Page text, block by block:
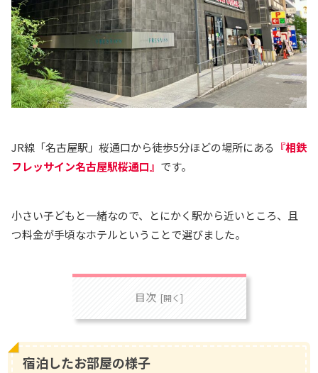
JR線「名古屋駅」桜通口から徒歩5分ほどの場所にある 『相鉄
フレッサイン名古屋駅桜通口』 です。
小さい子どもと一緒なので、とにかく駅から近いところ、且
つ料金が手頃なホテルということで選びました。
目次
宿泊したお部屋の様子